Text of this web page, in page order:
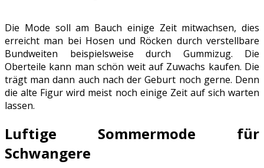
Die Mode soll am Bauch einige Zeit mitwachsen, dies
erreicht man bei Hosen und Röcken durch verstellbare
Bundweiten beispielsweise durch Gummizug. Die
Oberteile kann man schön weit auf Zuwachs kaufen. Die
trägt man dann auch nach der Geburt noch gerne. Denn
die alte Figur wird meist noch einige Zeit auf sich warten
lassen.
Luftige Sommermode für
Schwangere